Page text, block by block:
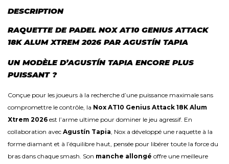
DESCRIPTION
RAQUETTE DE PADEL NOX AT10 GENIUS ATTACK
18K ALUM XTREM 2026 PAR AGUSTÍN TAPIA
UN MODÈLE D’AGUSTÍN TAPIA ENCORE PLUS
PUISSANT ?
Conçue pour les joueurs à la recherche d’une puissance maximale sans
compromettre le contrôle, la Nox AT10 Genius Attack 18K Alum
Xtrem 2026 est l’arme ultime pour dominer le jeu agressif. En
collaboration avec Agustín Tapia, Nox a développé une raquette à la
forme diamant et à l’équilibre haut, pensée pour libérer toute la force du
bras dans chaque smash. Son manche allongé offre une meilleure